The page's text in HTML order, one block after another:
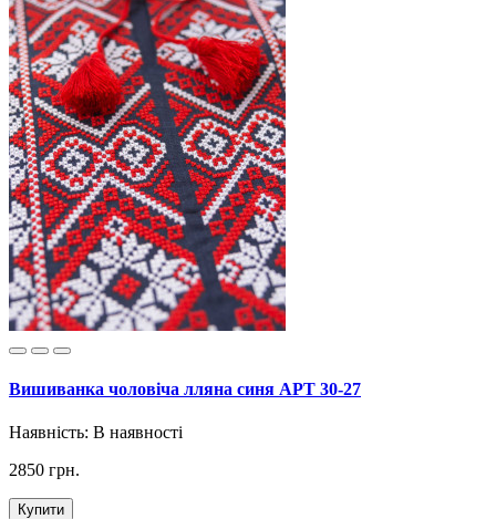
Вишиванка чоловіча лляна синя АРТ 30-27
Наявність: В наявності
2850 грн.
Купити